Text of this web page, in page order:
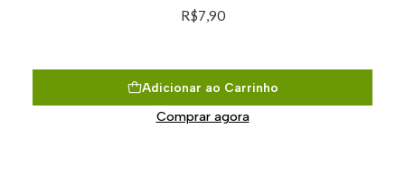
R$7,90
Adicionar ao Carrinho
Comprar agora